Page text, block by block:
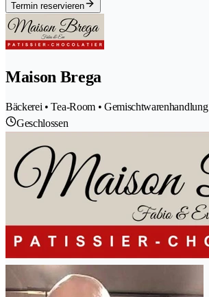
Termin reservieren
Maison Brega
Bäckerei • Tea-Room • Gemischtwarenhandlung
Geschlossen